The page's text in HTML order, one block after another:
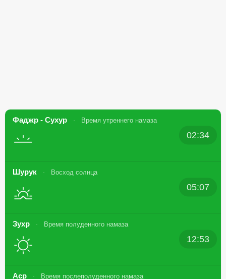
Фаджр - Сухур Время утреннего намаза
02:34
Шурук Восход солнца
05:07
Зухр Время полуденного намаза
12:53
Аср Время послеполуденного намаза